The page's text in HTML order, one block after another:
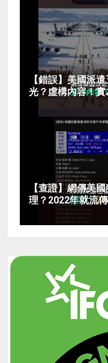
【錯誤】美國派
光？虛構內容！
【查證】網傳美
理？2022年就流